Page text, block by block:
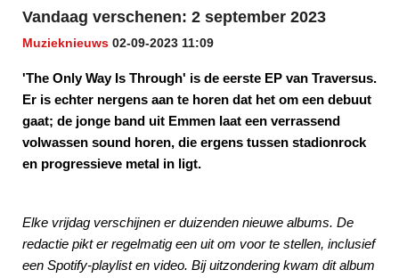
Vandaag verschenen: 2 september 2023
Muzieknieuws 02-09-2023 11:09
'The Only Way Is Through' is de eerste EP van Traversus.
Er is echter nergens aan te horen dat het om een debuut
gaat; de jonge band uit Emmen laat een verrassend
volwassen sound horen, die ergens tussen stadionrock
en progressieve metal in ligt.
Elke vrijdag verschijnen er duizenden nieuwe albums. De
redactie pikt er regelmatig een uit om voor te stellen, inclusief
een Spotify-playlist en video. Bij uitzondering kwam dit album